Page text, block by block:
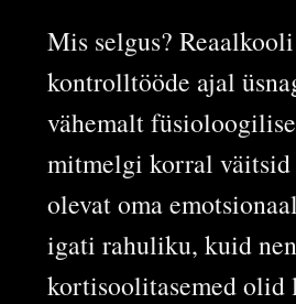
Mis selgus?
kontrolltööde ajal
vähemalt
mitmelgi korral väitsid
olevat oma
igati rahuliku, kuid
kortisoolitasemed olid